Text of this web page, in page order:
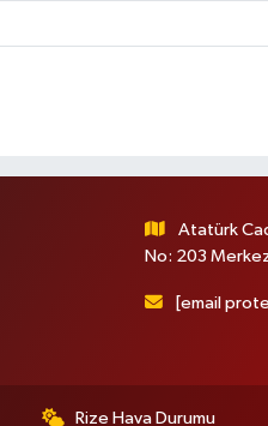
Atatürk
No: 203
[email
Rize Hava Durumu